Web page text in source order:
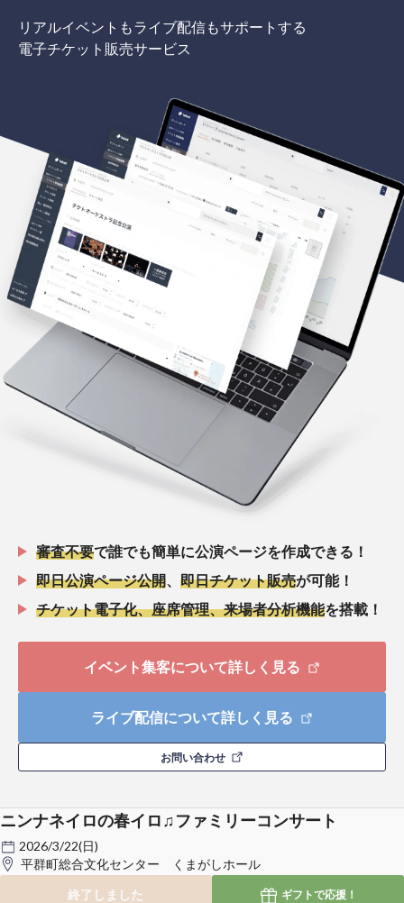
リアルイベントもライブ配信もサポートする
電子チケット販売サービス
審査不要で誰でも簡単に公演ページを作成できる！
即日公演ページ公開
即日チケット販売が可能！
チケット電子化、座席管理、来場者分析機能を搭載！
イベント集客について詳しく見る
ライブ配信について詳しく見る
お問い合わせ
ニンナネイロの春イロ♫ファミリーコンサート
2026/3/22(日)
平群町総合文化センター くまがしホール
終了しました
ギフトで応援！